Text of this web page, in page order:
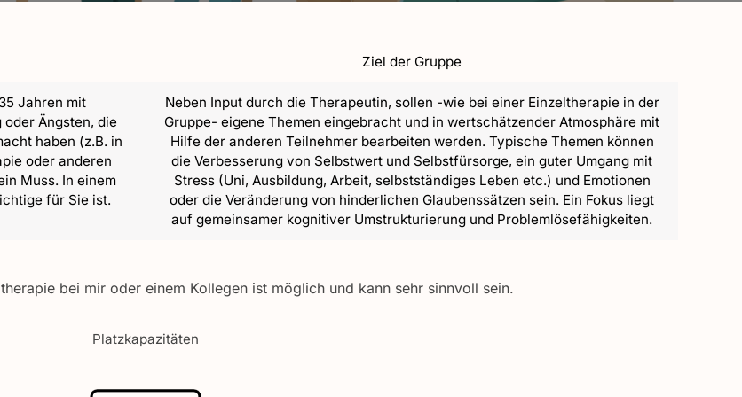
Ziel der Gruppe
Jahren mit
Ängsten, die
haben (z.B. in
oder anderen
Muss. In einem
für Sie ist.
Neben Input durch die Therapeutin, sollen -wie bei einer Einzeltherapie in der
Gruppe- eigene Themen eingebracht und in wertschätzender Atmosphäre mit
Hilfe der anderen Teilnehmer bearbeiten werden. Typische Themen können
die Verbesserung von Selbstwert und Selbstfürsorge, ein guter Umgang mit
Stress (Uni, Ausbildung, Arbeit, selbstständiges Leben etc.) und Emotionen
oder die Veränderung von hinderlichen Glaubenssätzen sein. Ein Fokus liegt
auf gemeinsamer kognitiver Umstrukturierung und Problemlösefähigkeiten.
bei mir oder einem Kollegen ist möglich und kann sehr sinnvoll sein.
Platzkapazitäten